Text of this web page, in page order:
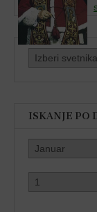
ISKANJE PO